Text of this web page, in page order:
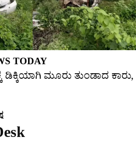
TODAY
ಮೂರು ತುಂಡಾದ ಕಾರು,